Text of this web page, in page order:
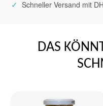
✓ Schneller Versand mit
DAS